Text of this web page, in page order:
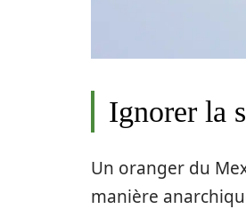
Ignorer la
Un oranger du
manière